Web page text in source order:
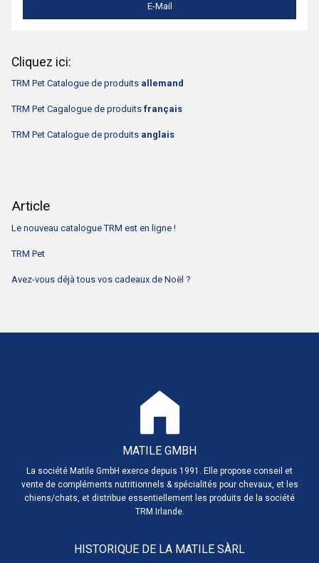
E-Mail
Cliquez ici:
TRM Pet Catalogue de produits allemand
TRM Pet Cagalogue de produits français
TRM Pet Catalogue de produits anglais
Article
Le nouveau catalogue TRM est en ligne !
TRM Pet
Avez-vous déjà tous vos cadeaux de Noël ?
MATILE GMBH
La société Matile GmbH exerce depuis 1991. Elle propose conseil et
vente de compléments nutritionnels & spécialités pour chevaux, et les
chiens/chats, et distribue essentiellement les produits de la société
TRM Irlande.
HISTORIQUE DE LA MATILE SÀRL